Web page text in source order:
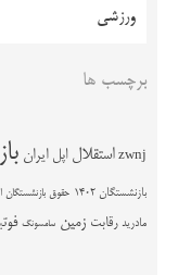
ورزشی
برچسب ها
zwnj استقلال اپل ایران
بازنشستگان 1402 حقوق بازنشستگان
مادرید رقابت زمین سامسونگ